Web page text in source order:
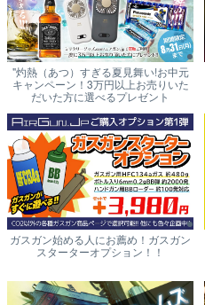
"灼熱（あつ）すぎる夏見舞い!お中元
キャンペーン！3万円以上お売りいた
だいた方に選べるプレゼント
ガスガン始める人にお薦め！ガスガン
スターターオプション！！